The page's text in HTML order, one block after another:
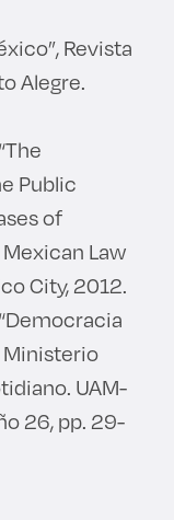
Revista
Alegre.
Public
of
Law
City, 2012.
Ministerio
UAM-
26, pp. 29-